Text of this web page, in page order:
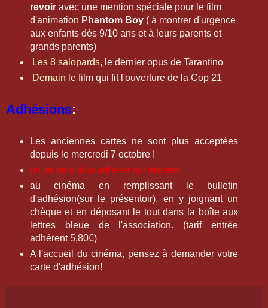
revoiravec une mention spéciale pour le film
d'animation Phantom Boy( à montrer d'urgence
aux enfants dès 9/10 ans et à leurs parents et
grands parents)
Les 8 salopards, le dernier opus de Tarantino
Demain le film qui fit l'ouverture de la Cop 21
Adhésions:
Les anciennes cartes ne sont plus acceptées
depuis le mercredi 7 octobre !
on ne peut plus adhérer sur internet
au cinéma en remplissant le bulletin
d'adhésion(sur le présentoir), en y joignant un
chèque et en déposant le tout dans la boîte aux
lettres bleue de l'association. (tarif entrée
adhérent 5,80€)
A l'accueil du cinéma, pensez à demander votre
carte d'adhésion!